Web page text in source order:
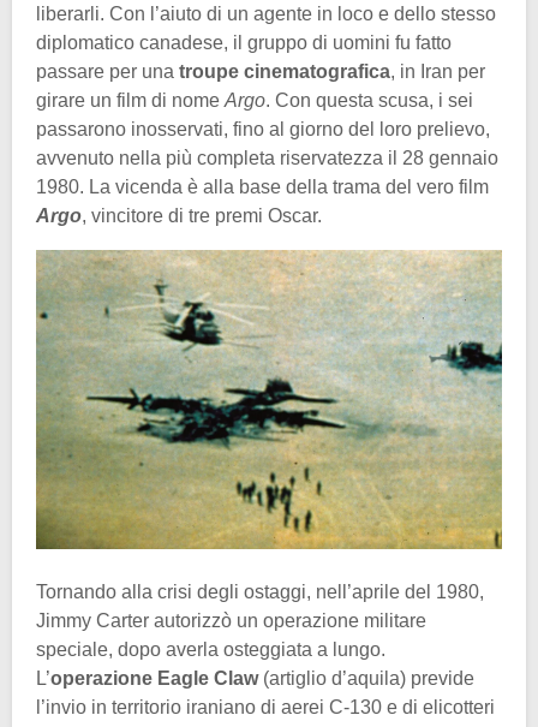
liberarli. Con l’aiuto di un agente in loco e dello stesso
diplomatico canadese, il gruppo di uomini fu fatto
passare per una troupe cinematografica, in Iran per
girare un film di nome Argo. Con questa scusa, i sei
passarono inosservati, fino al giorno del loro prelievo,
avvenuto nella più completa riservatezza il 28 gennaio
1980. La vicenda è alla base della trama del vero film
Argo, vincitore di tre premi Oscar.
Tornando alla crisi degli ostaggi, nell’aprile del 1980,
Jimmy Carter autorizzò un operazione militare
speciale, dopo averla osteggiata a lungo.
L’operazione Eagle Claw(artiglio d’aquila) previde
l’invio in territorio iraniano di aerei C-130 e di elicotteri